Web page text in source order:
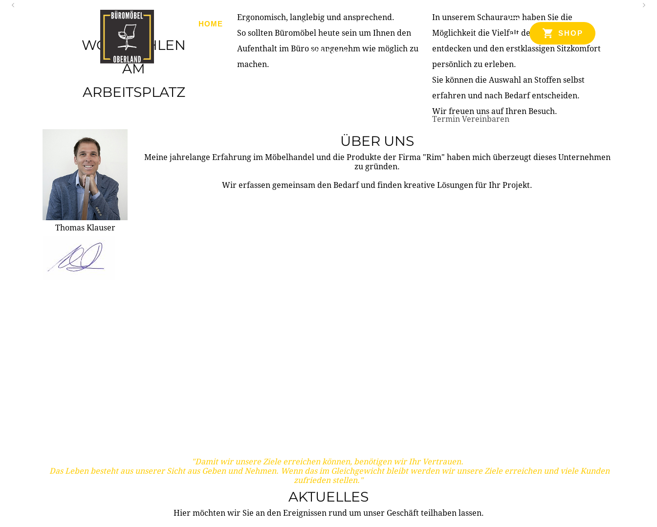
HOME PRODUKTE ÜBER UNS PARTNER & REFERENZEN
KONTAKT
SHOP
WOHLFÜHLEN
AM
ARBEITSPLATZ
Ergonomisch, langlebig und ansprechend.
So sollten Büromöbel heute sein um Ihnen den
Aufenthalt im Büro so angenehm wie möglich zu
machen.
In unserem Schauraum haben Sie die
Möglichkeit die Vielfalt der Produkte zu
entdecken und den erstklassigen Sitzkomfort
persönlich zu erleben.
Sie können die Auswahl an Stoffen selbst
erfahren und nach Bedarf entscheiden.
Wir freuen uns auf Ihren Besuch.
Termin Vereinbaren
Thomas Klauser
ÜBER UNS
Meine jahrelange Erfahrung im Möbelhandel und die Produkte der Firma "Rim" haben mich überzeugt dieses Unternehmen
zu gründen.
Wir erfassen gemeinsam den Bedarf und finden kreative Lösungen für Ihr Projekt.
"Damit wir unsere Ziele erreichen können, benötigen wir Ihr Vertrauen.
Das Leben besteht aus unserer Sicht aus Geben und Nehmen. Wenn das im Gleichgewicht bleibt werden wir unsere Ziele erreichen und viele Kunden
zufrieden stellen."
AKTUELLES
Hier möchten wir Sie an den Ereignissen rund um unser Geschäft teilhaben lassen.